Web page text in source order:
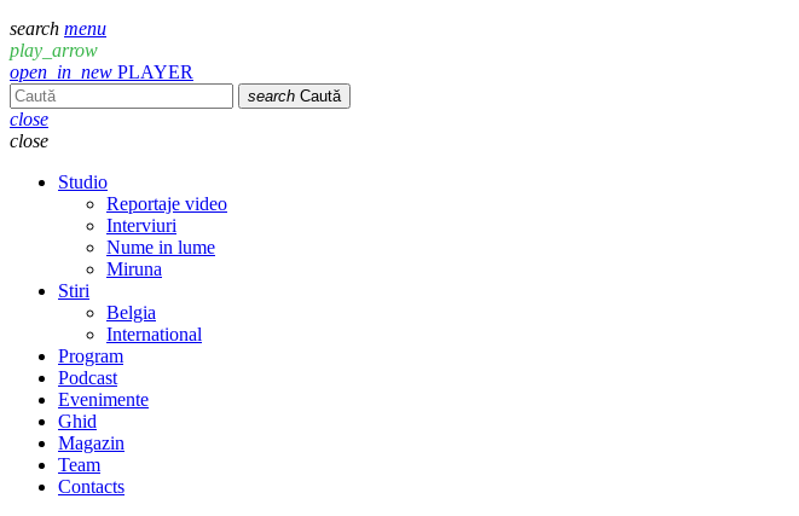
search menu
play_arrow
open_in_new PLAYER
search Caută
close
close
Studio
Reportaje video
Interviuri
Nume in lume
Miruna
Stiri
Belgia
International
Program
Podcast
Evenimente
Ghid
Magazin
Team
Contacts